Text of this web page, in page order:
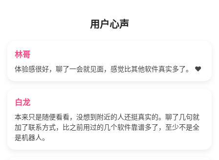
用户心声
林哥
体验感很好，聊了一会就见面，感觉比其他软件真实多了。 ❤️
白龙
本来只是随便看看，没想到附近的人还挺真实的。聊了几句就
加了联系方式，比之前用过的几个软件靠谱多了，至少不是全
是机器人。